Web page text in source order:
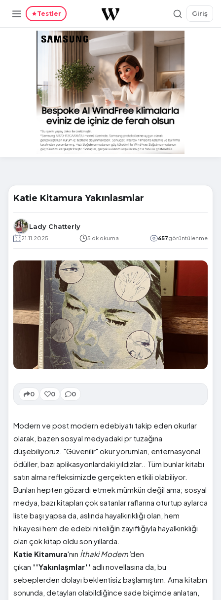
Testler Giriş
Katie Kitamura Yakınlasmlar
Lady Chatterly
21.11.2025 5 dk okuma 657görüntülenme
0 0 0
Modern ve post modern edebiyatı takip eden okurlar
olarak, bazen sosyal medyadaki pr tuzağına
düşebiliyoruz. "Güvenilir" okur yorumları, enternasyonal
ödüller, bazı aplikasyonlardaki yıldızlar.. Tüm bunlar kitabı
satın alma refleksimizde gerçekten etkili olabiliyor.
Bunları hepten gözardı etmek mümkün değil ama; sosyal
medya, bazı kitapları çok satanlar raflarına oturtup aylarca
liste başı yapsa da, aslında hayalkırıklığı olan, hem
hikayesi hem de edebi niteliğin zayıflığıyla hayalkırıklığı
olan çok kitap oldu son yıllarda.
Katie Kitamura'nın İthaki Modern'den
çıkan ''Yakınlaşmlar'' adlı novellasına da, bu
sebeplerden dolayı beklentisiz başlamıştım. Ama kitabın
sonunda, detayları olabildiğince sade biçimde anlatan,